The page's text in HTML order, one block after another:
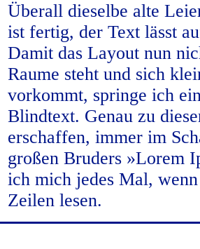
Überall dieselbe alte
ist fertig, der Text lässt
Damit das Layout nun
Raume steht und sich
vorkommt, springe ich
Blindtext. Genau zu
erschaffen, immer im
großen Bruders »Lorem
ich mich jedes Mal,
Zeilen lesen.